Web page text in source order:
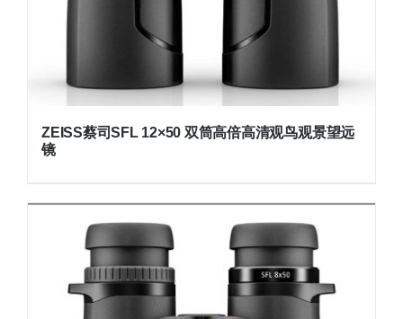
ZEISS蔡司SFL 12×50 双筒高倍高清观鸟观景望远
镜